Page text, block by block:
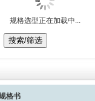
规格选型正在加载中...
格书